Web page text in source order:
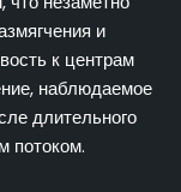
и
к центрам
наблюдаемое
длительного
потоком.